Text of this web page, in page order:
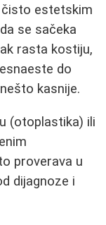
čisto estetskim
se sačeka
rasta kostiju,
do
kasnije.
(otoplastika) ili
proverava u
dijagnoze i